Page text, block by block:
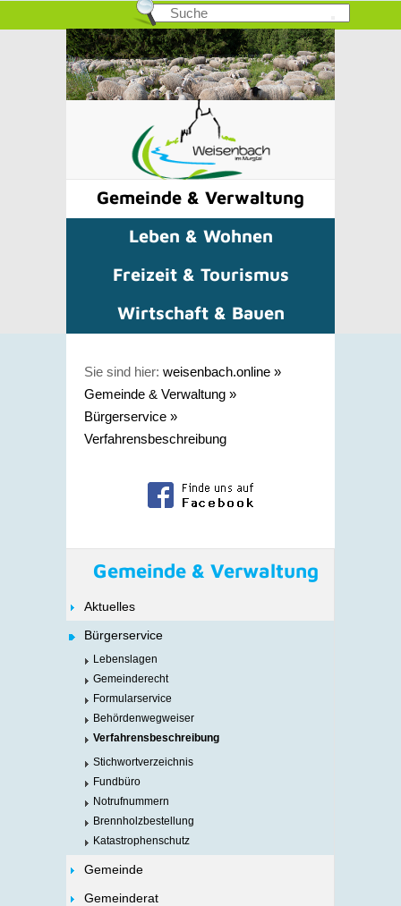
Gemeinde & Verwaltung
Leben & Wohnen
Freizeit & Tourismus
Wirtschaft & Bauen
Sie sind hier: weisenbach.online »
Gemeinde & Verwaltung »
Bürgerservice »
Verfahrensbeschreibung
Gemeinde & Verwaltung
Aktuelles
Bürgerservice
Lebenslagen
Gemeinderecht
Formularservice
Behördenwegweiser
Verfahrensbeschreibung
Stichwortverzeichnis
Fundbüro
Notrufnummern
Brennholzbestellung
Katastrophenschutz
Gemeinde
Gemeinderat